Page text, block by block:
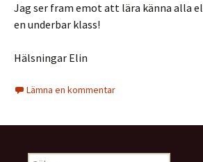
Jag ser fram emot att lära känna alla
en underbar klass!
Hälsningar Elin
Lämna en kommentar
Sök